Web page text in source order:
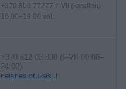
+370 800 77277 I–VII (kasdien)
16.00–19.00 val.
+370 612 03 800 (I–VII 00:00–
24:00)
neisnesiotukas.lt